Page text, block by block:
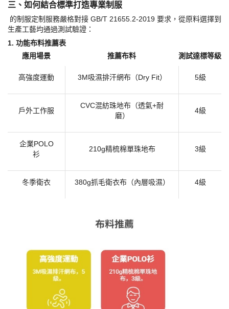
三、如何結合標準打造專業制服
的制服定制服務嚴格對接 GB/T 21655.2-2019 要求，從原料選擇到
生產工藝均通過測試驗證：
1. ​ ​功能布料推薦表​
應用場景
推薦布料 測試達標等級
高強度運動 3M吸濕排汗網布（Dry Fit） 5級
戶外工作服
CVC混紡珠地布（透氣+耐
磨）
4級
企業POLO
衫
210g精梳棉單珠地布 3級
冬季衛衣 380g抓毛衛衣布（內層吸濕） 4級